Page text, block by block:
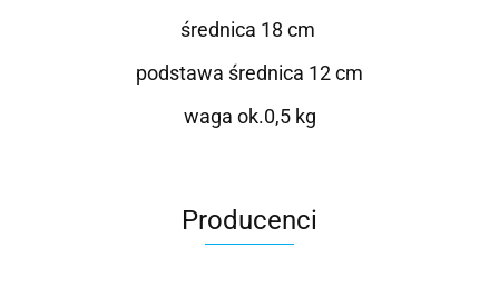
średnica 18 cm
podstawa średnica 12 cm
waga ok.0,5 kg
Producenci